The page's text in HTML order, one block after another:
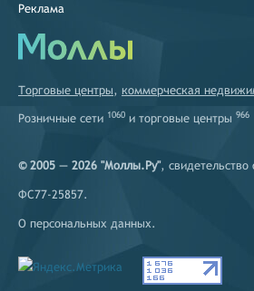
Реклама
Торговые центры, коммерческая
Розничные сети 1060 и торговые центры 966
© 2005 — 2026 "Моллы.Ру",
ФС77-25857.
О персональных данных.